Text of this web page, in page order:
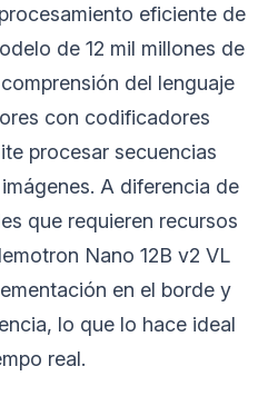
eficiente de
de 12 mil millones de
del lenguaje
con codificadores
procesar secuencias
A diferencia de
que requieren recursos
Nano 12B v2 VL
en el borde y
lo que lo hace ideal
real.